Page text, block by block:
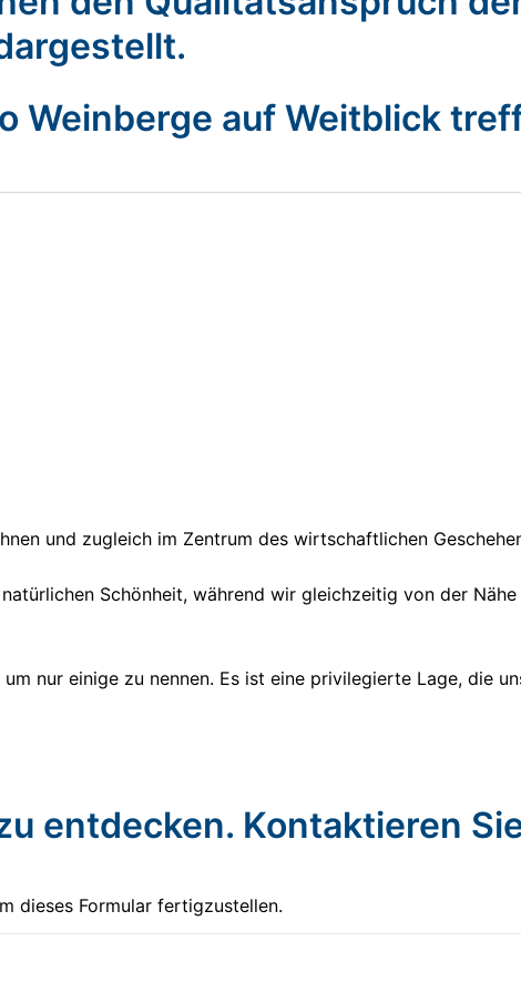
Weinberge auf Weitblick
und zugleich im Zentrum des wirtschaftlichen
Schönheit, während wir gleichzeitig von der
nur einige zu nennen. Es ist eine privilegierte Lage, die
entdecken. Kontaktieren
dieses Formular fertigzustellen.